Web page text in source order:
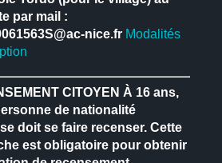
par mail :
nice.fr Modalités
CITOYEN À 16 ans,
de nationalité
doit se faire recenser. Cette
est obligatoire pour obtenir